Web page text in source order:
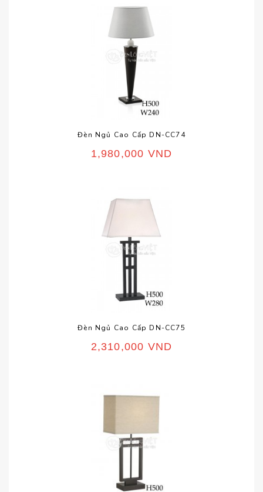
Đèn Ngủ Cao Cấp DN-CC74
1,980,000 VND
Đèn Ngủ Cao Cấp DN-CC75
2,310,000 VND